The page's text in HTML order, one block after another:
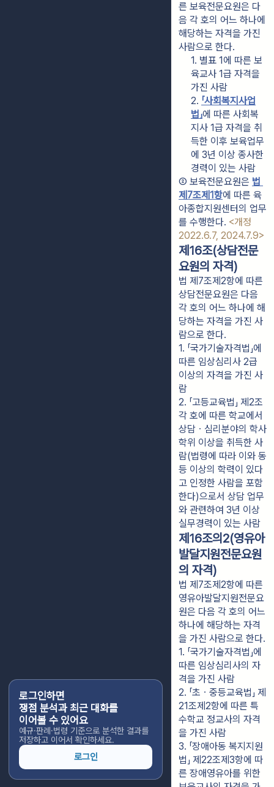
로그인하면
쟁점 분석과 최근 대화를
이어볼 수 있어요
예규·판례·법령 기준으로 분석한 결과를
저장하고 이어서 확인하세요.
로그인
른 보육전문요원은 다
음 각 호의 어느 하나에
해당하는 자격을 가진
사람으로 한다.
1. 별표 1에 따른 보
육교사 1급 자격을
가진 사람
2. 「사회복지사업
법」에 따른 사회복
지사 1급 자격을 취
득한 이후 보육업무
에 3년 이상 종사한
경력이 있는 사람
② 보육전문요원은 법
제7조제1항에 따른 육
아종합지원센터의 업무
를 수행한다. <개정
2022.6.7, 2024.7.9>
제16조(상담전문
요원의 자격)
법 제7조제2항에 따른
상담전문요원은 다음
각 호의 어느 하나에 해
당하는 자격을 가진 사
람으로 한다.
1. 「국가기술자격법」에
따른 임상심리사 2급
이상의 자격을 가진 사
람
2. 「고등교육법」 제2조
각 호에 따른 학교에서
상담ㆍ심리분야의 학사
학위 이상을 취득한 사
람(법령에 따라 이와 동
등 이상의 학력이 있다
고 인정한 사람을 포함
한다)으로서 상담 업무
와 관련하여 3년 이상
실무경력이 있는 사람
제16조의2(영유아
발달지원전문요원
의 자격)
법 제7조제2항에 따른
영유아발달지원전문요
원은 다음 각 호의 어느
하나에 해당하는 자격
을 가진 사람으로 한다.
1. 「국가기술자격법」에
따른 임상심리사의 자
격을 가진 사람
2. 「초ㆍ중등교육법」 제
21조제2항에 따른 특
수학교 정교사의 자격
을 가진 사람
3. 「장애아동 복지지원
법」 제22조제3항에 따
른 장애영유아를 위한